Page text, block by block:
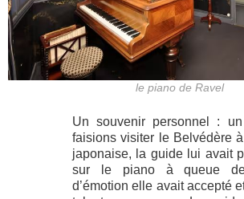
le piano de Ravel
Un souvenir personnel :
faisions visiter le Belvédère
japonaise, la guide lui avait
sur le piano à queue
d’émotion elle avait accepté